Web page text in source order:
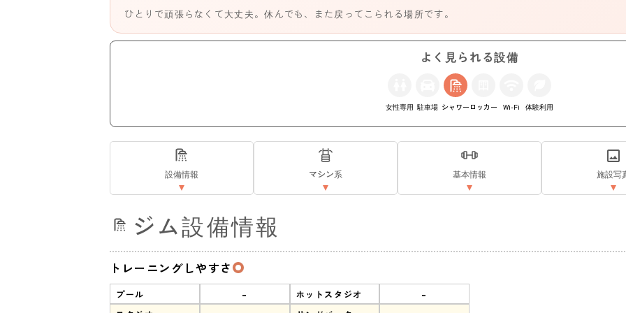
ひとりで頑張らなくて大丈夫。休んでも、また戻ってこられる場所です。
よく見られる設備
女性専用 駐車場 シャワー ロッカー Wi-Fi 体験利用
設備情報 マシン系 基本情報 施設写
ジム設備情報
トレーニングしやすさ
プール - ホットスタジオ -